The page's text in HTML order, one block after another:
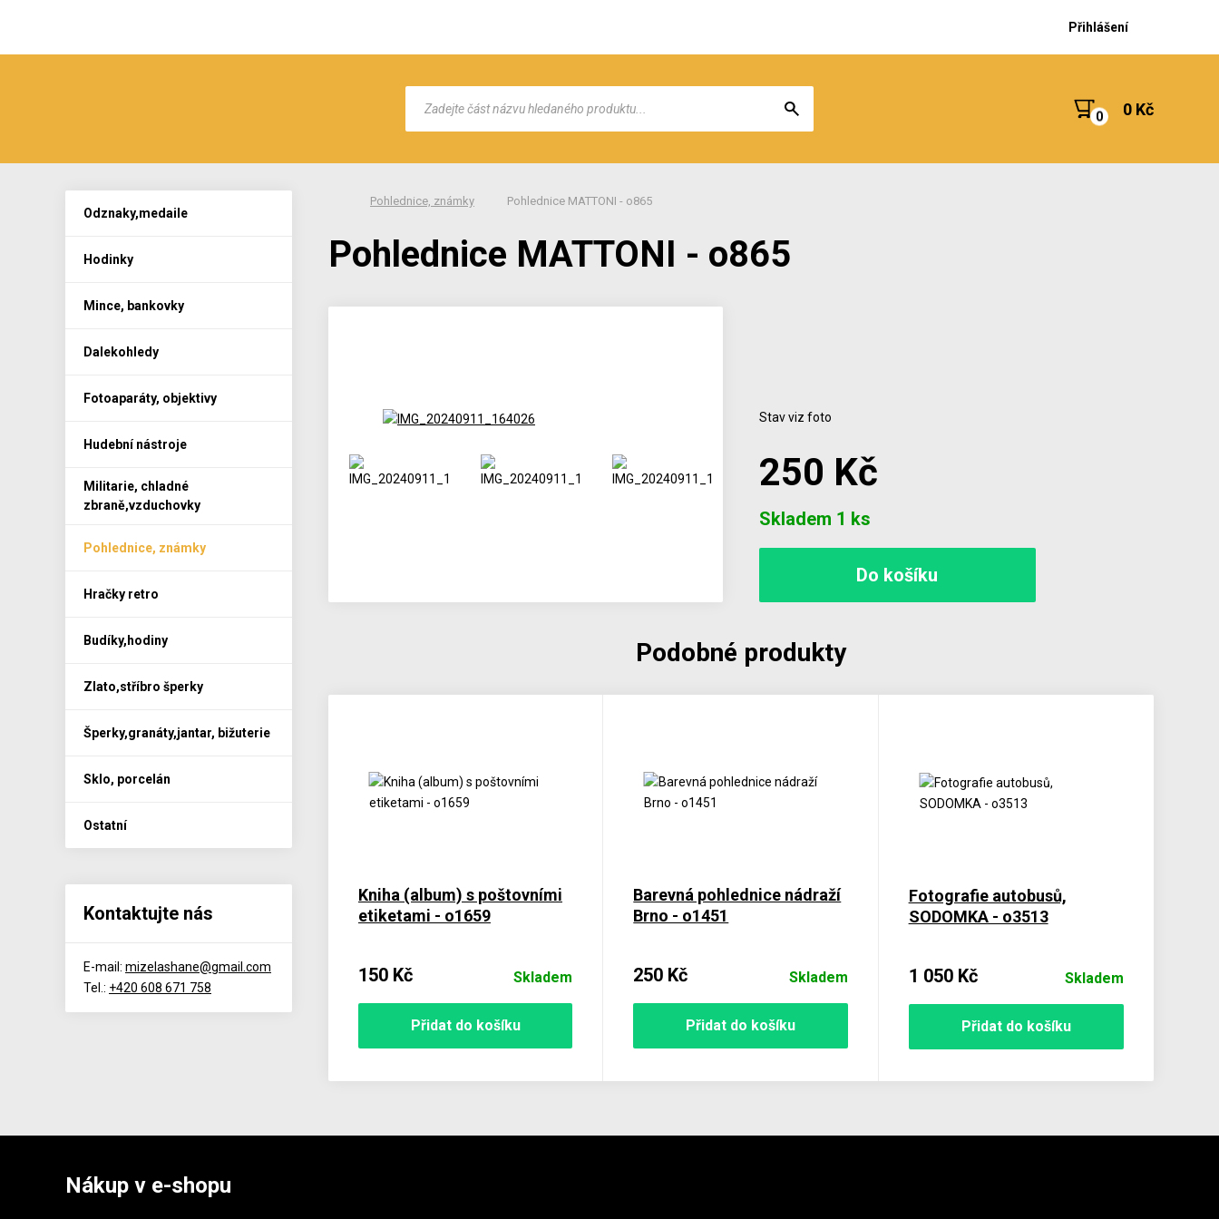
Přihlášení
0 Kč
Pohlednice, známky Pohlednice MATTONI - o865
Pohlednice MATTONI - o865
Stav viz foto
250 Kč
Skladem 1 ks
Podobné produkty
Kniha (album) s poštovními
etiketami - o1659
150 Kč Skladem
Přidat do košíku
Barevná pohlednice nádraží
Brno - o1451
250 Kč Skladem
Přidat do košíku
Fotografie autobusů,
SODOMKA - o3513
1 050 Kč Skladem
Přidat do košíku
Odznaky,medaile
Hodinky
Mince, bankovky
Dalekohledy
Fotoaparáty, objektivy
Hudební nástroje
Militarie, chladné
zbraně,vzduchovky
Pohlednice, známky
Hračky retro
Budíky,hodiny
Zlato,stříbro šperky
Šperky,granáty,jantar, bižuterie
Sklo, porcelán
Ostatní
Kontaktujte nás
E-mail: mizelashane@gmail.com
Tel.: +420 608 671 758
Nákup v e-shopu